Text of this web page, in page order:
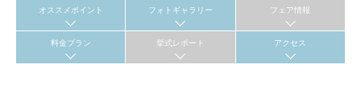
オススメポイント フォトギャラリー フェア情報
料金プラン 挙式レポート アクセス